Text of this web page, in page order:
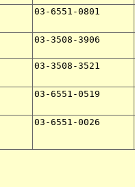
03-6551-0801
03-3508-3906
03-3508-3521
03-6551-0519
03-6551-0026